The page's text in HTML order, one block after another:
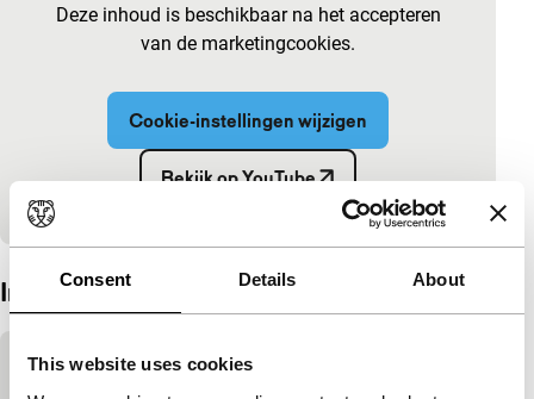
Consent Details About
This website uses cookies
Deze inhoud is beschikbaar na het accepteren
van de marketingcookies.
Cookie-instellingen wijzigen
Bekijk op YouTube
Interview
Ingesloten inhoud van YouTube overslaan